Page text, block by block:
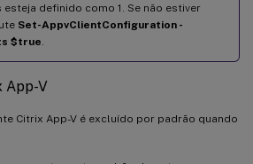
esteja definido como 1. Se não estiver
Set-AppvClientConfiguration -
$true
App-V
Citrix App-V é excluído por padrão quando